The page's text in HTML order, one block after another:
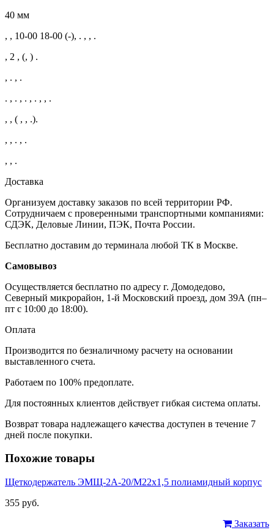
40 мм
, , 10-00 18-00 (-), . , , .
, 2 , (, ) .
, . , .
. , . , . , . , , .
, , ( , , .).
, , . , .
, , .
Доставка
Организуем доставку заказов по всей территории РФ.
Сотрудничаем с проверенными транспортными компаниями:
СДЭК, Деловые Линии, ПЭК, Почта России.
Бесплатно доставим до терминала любой ТК в Москве.
Самовывоз
Осуществляется бесплатно по адресу г. Домодедово,
Северный микрорайон, 1-й Московский проезд, дом 39А (пн–
пт с 10:00 до 18:00).
Оплата
Производится по безналичному расчету на основании
выставленного счета.
Работаем по 100% предоплате.
Для постоянных клиентов действует гибкая система оплаты.
Возврат товара надлежащего качества доступен в течение 7
дней после покупки.
Похожие товары
Щеткодержатель ЭМЩ-2А-20/М22х1,5 полиамидный корпус
355 руб.
Заказать